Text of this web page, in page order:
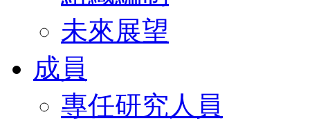
未來展望
成員
專任研究人員